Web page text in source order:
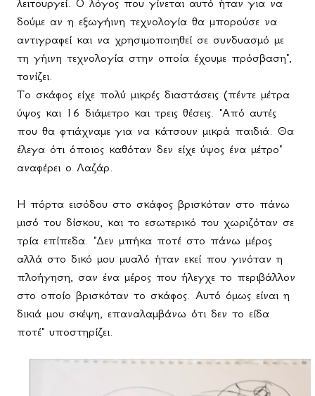
λειτουργεί. Ο λόγος που γίνεται αυτό ήταν για να
δούμε αν η εξωγήινη τεχνολογία θα μπορούσε να
αντιγραφεί και να χρησιμοποιηθεί σε συνδυασμό με
τη γήινη τεχνολογία στην οποία έχουμε πρόσβαση",
τονίζει.
Το σκάφος είχε πολύ μικρές διαστάσεις (πέντε μέτρα
ύψος και 16 διάμετρο και τρεις θέσεις. "Από αυτές
που θα φτιάχναμε για να κάτσουν μικρά παιδιά. Θα
έλεγα ότι όποιος καθόταν δεν είχε ύψος ένα μέτρο"
αναφέρει ο Λαζάρ.
Η πόρτα εισόδου στο σκάφος βρισκόταν στο πάνω
μισό του δίσκου, και το εσωτερικό του χωριζόταν σε
τρία επίπεδα. "Δεν μπήκα ποτέ στο πάνω μέρος
αλλά στο δικό μου μυαλό ήταν εκεί που γινόταν η
πλοήγηση, σαν ένα μέρος που ήλεγχε το περιβάλλον
στο οποίο βρισκόταν το σκάφος. Αυτό όμως είναι η
δικιά μου σκέψη, επαναλαμβάνω ότι δεν το είδα
ποτέ" υποστηρίζει.